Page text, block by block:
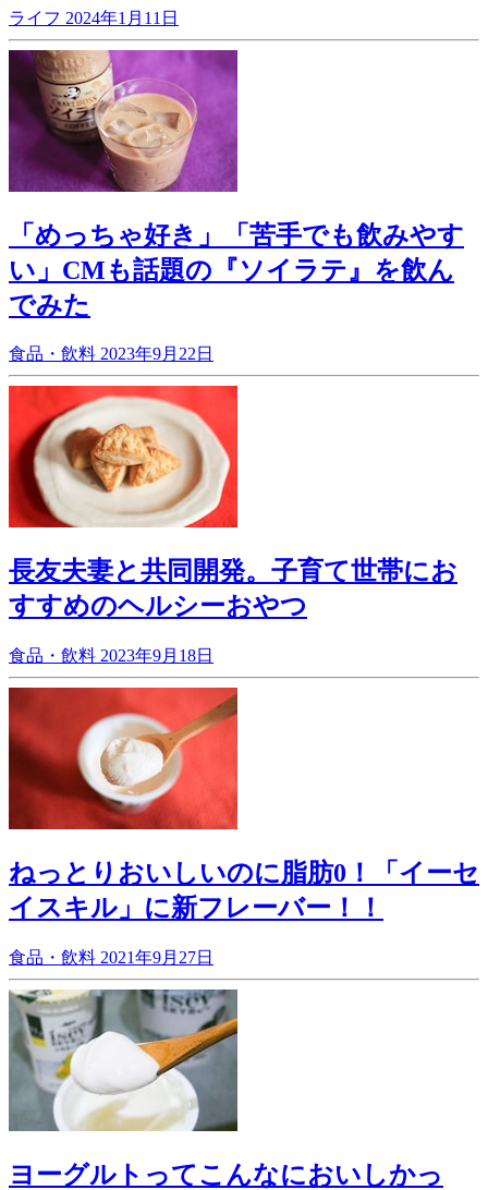
ライフ 2024年1月11日
「めっちゃ好き」「苦手でも飲みやす
い」CMも話題の『ソイラテ』を飲ん
でみた
食品・飲料 2023年9月22日
長友夫妻と共同開発。子育て世帯にお
すすめのヘルシーおやつ
食品・飲料 2023年9月18日
ねっとりおいしいのに脂肪0！「イーセ
イスキル」に新フレーバー！！
食品・飲料 2021年9月27日
ヨーグルトってこんなにおいしかっ